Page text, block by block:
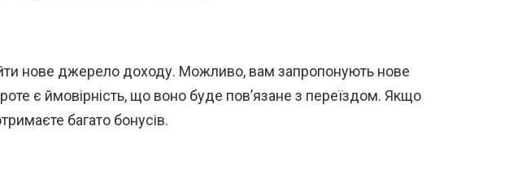
нове джерело доходу. Можливо, вам запропонують нове
є ймовірність, що воно буде пов’язане з переїздом. Якщо
багато бонусів.